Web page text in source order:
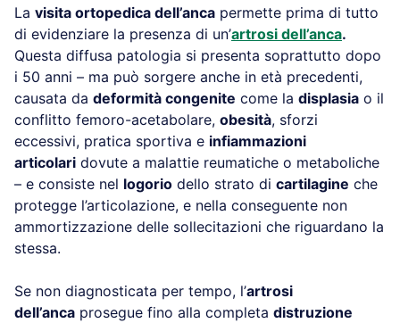
La visita ortopedica dell’anca permette prima di tutto
di evidenziare la presenza di un’artrosi dell’anca.
Questa diffusa patologia si presenta soprattutto dopo
i 50 anni – ma può sorgere anche in età precedenti,
causata da deformità congenite come la displasia o il
conflitto femoro-acetabolare, obesità, sforzi
eccessivi, pratica sportiva e infiammazioni
articolari dovute a malattie reumatiche o metaboliche
– e consiste nel logorio dello strato di cartilagine che
protegge l’articolazione, e nella conseguente non
ammortizzazione delle sollecitazioni che riguardano la
stessa.
Se non diagnosticata per tempo, l’artrosi
dell’anca prosegue fino alla completa distruzione